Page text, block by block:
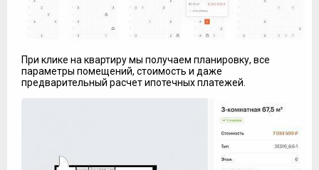
При клике на квартиру мы получаем планировку, все
параметры помещений, стоимость и даже
предварительный расчет ипотечных платежей.